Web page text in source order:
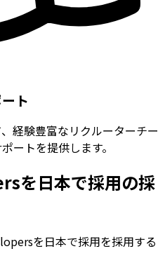
ト
経験豊富なリクルーターチー
ートを提供します。
を日本で採用の採
を日本で採用を採用する